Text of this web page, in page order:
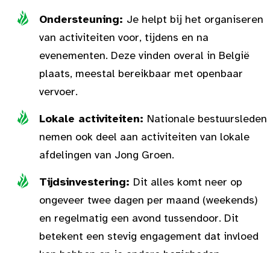
Ondersteuning: Je helpt bij het organiseren
van activiteiten voor, tijdens en na
evenementen. Deze vinden overal in België
plaats, meestal bereikbaar met openbaar
vervoer.
Lokale activiteiten: Nationale bestuursleden
nemen ook deel aan activiteiten van lokale
afdelingen van Jong Groen.
Tijdsinvestering: Dit alles komt neer op
ongeveer twee dagen per maand (weekends)
en regelmatig een avond tussendoor. Dit
betekent een stevig engagement dat invloed